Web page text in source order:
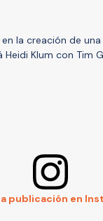
la creación de
Klum con Tim
publicación en